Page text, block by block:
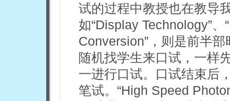
试的过程中教授也在教导
如“Display Technology”
Conversion”，则是前半
随机找学生来口试，一样
一进行口试。口试结束后
笔试。“High Speed